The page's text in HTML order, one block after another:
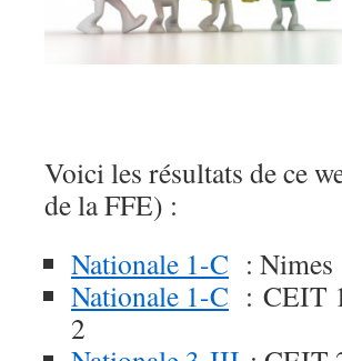
Voici les résultats de ce
de la FFE) :
Nationale 1-C :
Nationale 1-C : CEIT
2